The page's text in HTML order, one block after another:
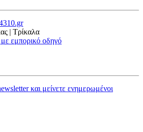
| Τρίκαλα
με εμπορικό οδηγό
και μείνετε ενημερωμένοι